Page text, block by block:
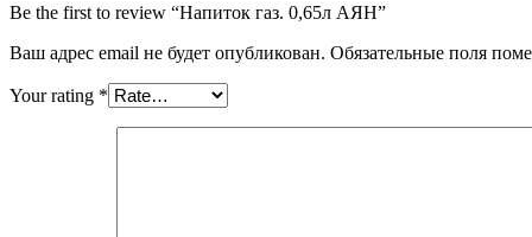
Be the first to review “Напиток газ. 0,65л АЯН”
Ваш адрес email не будет опубликован. Обязательные поля
Your rating *